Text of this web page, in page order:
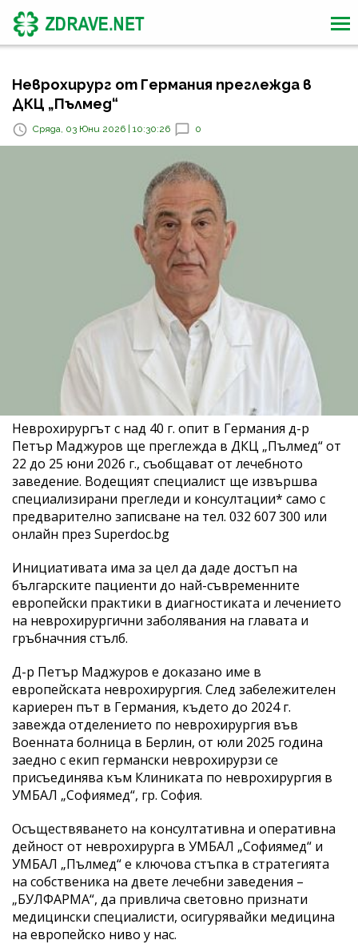
Неврохирург от Германия преглежда в
ДКЦ „Пълмед“
Сряда, 03 Юни 2026 | 10:30:26 0
Неврохирургът с над 40 г. опит в Германия д-р
Петър Маджуров ще преглежда в ДКЦ „Пълмед“ от
22 до 25 юни 2026 г., съобщават от лечебното
заведение. Водещият специалист ще извършва
специализирани прегледи и консултации* само с
предварително записване на тел. 032 607 300 или
онлайн през Superdoc.bg
Инициативата има за цел да даде достъп на
българските пациенти до най-съвременните
европейски практики в диагностиката и лечението
на неврохирургични заболявания на главата и
гръбначния стълб.
Д-р Петър Маджуров е доказано име в
европейската неврохирургия. След забележителен
кариерен път в Германия, където до 2024 г.
завежда отделението по неврохирургия във
Военната болница в Берлин, от юли 2025 година
заедно с екип германски неврохирурзи се
присъединява към Клиниката по неврохирургия в
УМБАЛ „Софиямед“, гр. София.
Осъществяването на консултативна и оперативна
дейност от неврохирурга в УМБАЛ „Софиямед“ и
УМБАЛ „Пълмед“ е ключова стъпка в стратегията
на собственика на двете лечебни заведения –
„БУЛФАРМА“, да привлича световно признати
медицински специалисти, осигурявайки медицина
на европейско ниво у нас.